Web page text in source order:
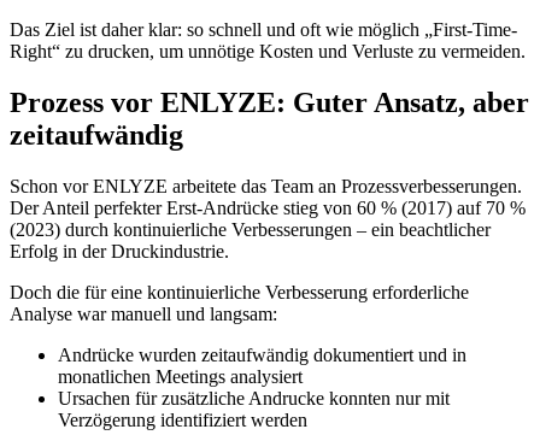
Das Ziel ist daher klar: so schnell und oft wie möglich „First-Time-
Right“ zu drucken, um unnötige Kosten und Verluste zu vermeiden.
Prozess vor ENLYZE: Guter Ansatz, aber
zeitaufwändig
Schon vor ENLYZE arbeitete das Team an Prozessverbesserungen.
Der Anteil perfekter Erst-Andrücke stieg von 60 % (2017) auf 70 %
(2023) durch kontinuierliche Verbesserungen – ein beachtlicher
Erfolg in der Druckindustrie.
Doch die für eine kontinuierliche Verbesserung erforderliche
Analyse war manuell und langsam:
Andrücke wurden zeitaufwändig dokumentiert und in
monatlichen Meetings analysiert
Ursachen für zusätzliche Andrucke konnten nur mit
Verzögerung identifiziert werden